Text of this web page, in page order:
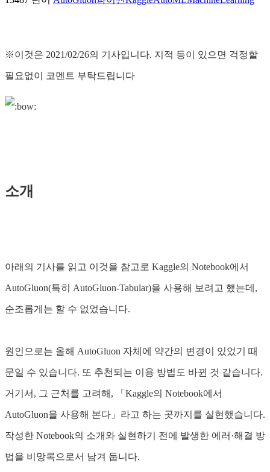
※이것은 2021/02/26의 기사입니다. 지적 등이 있으면 걱정할
필요없이 코멘트 부탁드립니다
소개
아래의 기사를 읽고 이것을 참고로 Kaggle의 Notebook에서
AutoGluon(특히 AutoGluon-Tabular)을 사용해 보려고 했는데,
순조롭게는 할 수 없었습니다.
원인으로는 올해 AutoGluon 자체에 약간의 변경이 있었기 때
문일 수 있습니다. 또 추천되는 이용 방법도 바뀐 것 같습니다.
거기서, 그 근처를 고려해, 「Kaggle의 Notebook에서
AutoGluon을 사용해 본다」라고 하는 곳까지를 실현했습니다.
작성한 Notebook의 소개와 실현하기 전에 발생한 에러·해결 방
법을 비망록으로서 남겨 둡니다.